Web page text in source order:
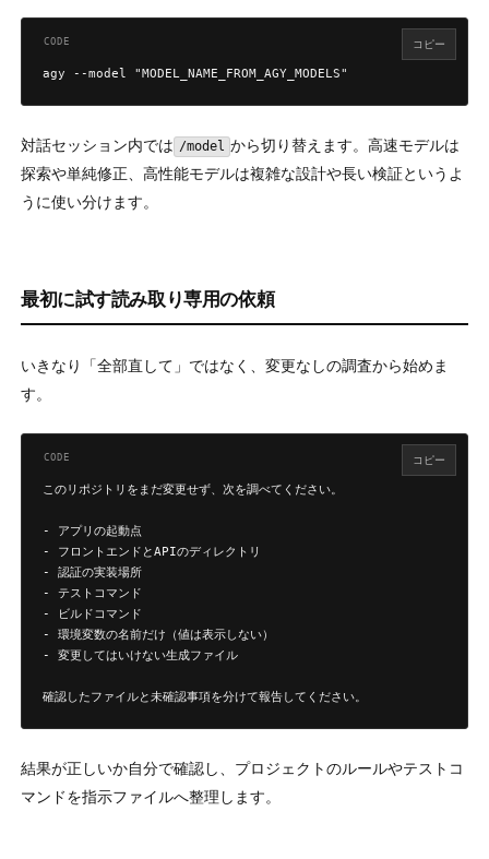
agy --model "MODEL_NAME_FROM_AGY_MODELS"
コピー
対話セッション内では /model から切り替えます。高速モデルは
探索や単純修正、高性能モデルは複雑な設計や長い検証というよ
うに使い分けます。
最初に試す読み取り専用の依頼
いきなり「全部直して」ではなく、変更なしの調査から始めま
す。
このリポジトリをまだ変更せず、次を調べてください。
- アプリの起動点
- フロントエンドとAPIのディレクトリ
- 認証の実装場所
- テストコマンド
- ビルドコマンド
- 環境変数の名前だけ（値は表示しない）
- 変更してはいけない生成ファイル
確認したファイルと未確認事項を分けて報告してください。
コピー
結果が正しいか自分で確認し、プロジェクトのルールやテストコ
マンドを指示ファイルへ整理します。